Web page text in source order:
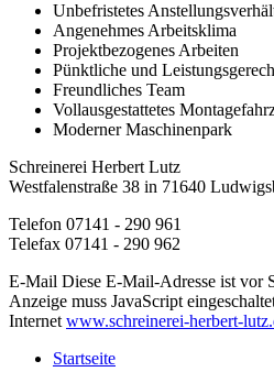
Unbefristetes
Angenehmes Arbeitsklima
Projektbezogenes Arbeiten
Pünktliche und
Freundliches Team
Vollausgestattetes
Moderner Maschinenpark
Schreinerei Herbert Lutz
Westfalenstraße 38 in 71640
Telefon 07141 - 290 961
Telefax 07141 - 290 962
E-Mail Diese E-Mail-Adresse ist vor
Anzeige muss JavaScript
Internet www.schreinerei-herbert-
Startseite